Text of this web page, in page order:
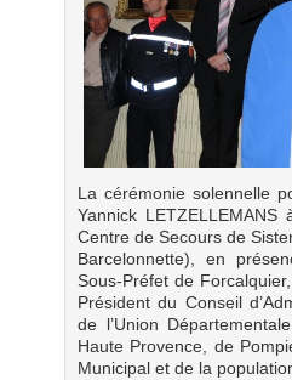
La cérémonie solennelle
Yannick
Centre de Secours de
Barcelonnette), en
Sous-Préfet de
Président du Conseil
de l’Union
Haute Provence, de
Municipal et de la